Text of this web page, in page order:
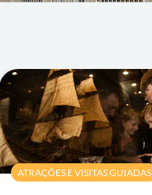
ATRAÇÕES E VISITAS GUIADAS